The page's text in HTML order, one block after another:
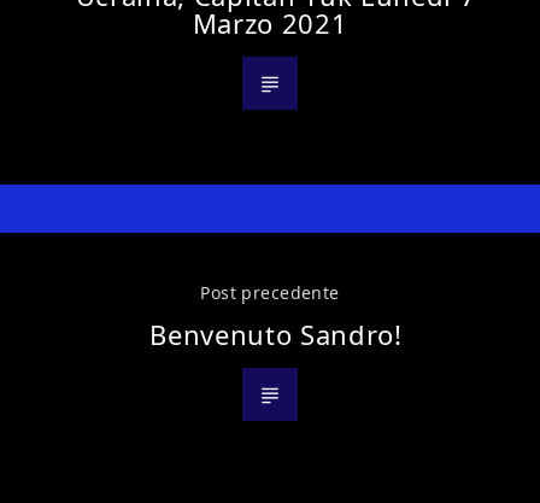
Marzo 2021
Post precedente
Benvenuto Sandro!